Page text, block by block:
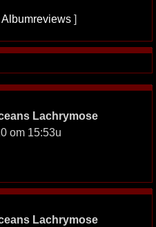
]
Lachrymose
om 15:53u
Lachrymose